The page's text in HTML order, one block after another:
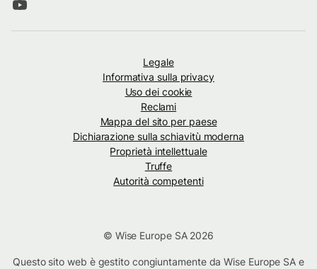
Legale
Informativa sulla privacy
Uso dei cookie
Reclami
Mappa del sito per paese
Dichiarazione sulla schiavitù moderna
Proprietà intellettuale
Truffe
Autorità competenti
© Wise Europe SA 2026
Questo sito web è gestito congiuntamente da Wise Europe SA e